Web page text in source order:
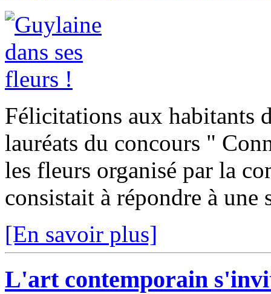
Félicitations aux habitants
lauréats du concours "
les fleurs organisé par la
consistait à répondre à une
[En savoir plus]
L'art contemporain